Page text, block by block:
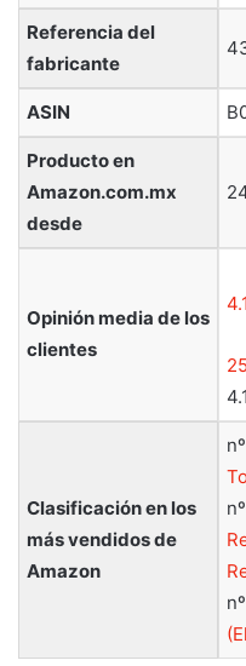
Referencia del
fabricante
ASIN
Producto en
Amazon.com.mx
desde
Opinión media de los
clientes
4.1
Clasificación en los
más vendidos de
Amazon